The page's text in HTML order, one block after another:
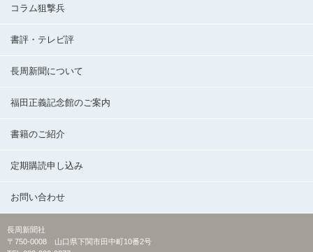
コラム狙撃兵
書評・テレビ評
長周新聞について
福田正義記念館のご案内
書籍のご紹介
定期購読申し込み
お問い合わせ
長周新聞社
〒750-0008 山口県下関市田中町10番2号